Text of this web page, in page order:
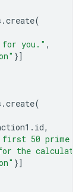
.create(
for you." ,
}]
.create(
. id,
50 prime
for the
}]